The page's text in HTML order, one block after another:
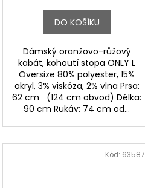
DO KOŠÍKU
Dámský oranžovo-růžový
kabát, kohoutí stopa ONLY L
Oversize 80% polyester, 15%
akryl, 3% viskóza, 2% vlna Prsa:
62 cm (124 cm obvod) Délka:
90 cm Rukáv: 74 cm od...
Kód: 63587